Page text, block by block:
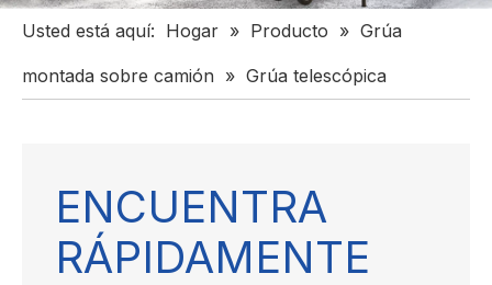
Usted está aquí: Hogar » Producto » Grúa
montada sobre camión » Grúa telescópica
ENCUENTRA
RÁPIDAMENTE